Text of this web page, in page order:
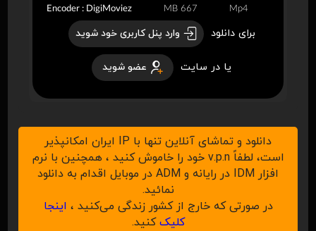
برای دانلود وارد پنل کاربری خود شوید
یا در سایت عضو شوید
Encoder : DigiMoviez 667 MB Mp4
دانلود و تماشای آنلاین تنها با IP ایران امکانپذیر
است، لطفاً v.p.n خود را خاموش کنید ، همچنین با نرم
افزار IDM در رایانه و ADM در موبایل اقدام به دانلود
نمائید.
در صورتی که خارج از کشور زندگی می‌کنید ، اینجا
کلیککنید.